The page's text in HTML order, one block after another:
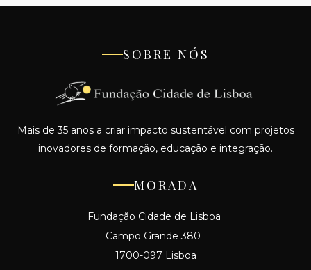
SOBRE NÓS
Mais de 35 anos a criar impacto sustentável com projetos
inovadores de formação, educação e integração.
MORADA
Fundação Cidade de Lisboa
Campo Grande 380
1700-097 Lisboa